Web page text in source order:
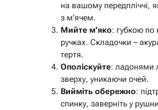
на вашому передпліччі,
з м’ячем.
Мийте м’яко: губкою по
ручках. Складочки –
тертя.
Ополіскуйте: ладонями
зверху, уникаючи очей.
Вийміть обережно:
спинку, заверніть у